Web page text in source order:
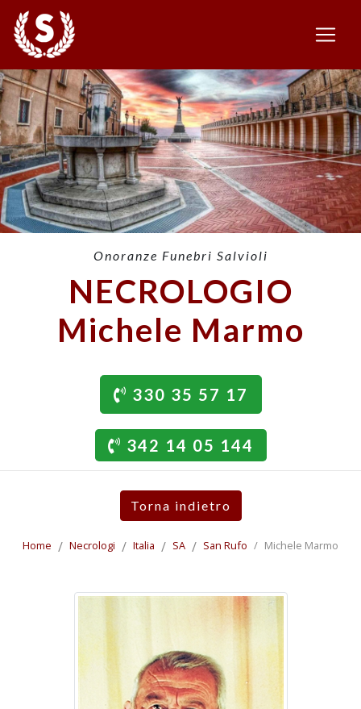
Onoranze Funebri Salvioli
NECROLOGIO
Michele Marmo
330 35 57 17
342 14 05 144
Torna indietro
Home Necrologi Italia SA San Rufo Michele Marmo